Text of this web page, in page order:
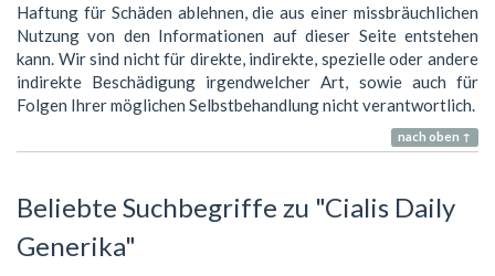
Haftung für Schäden ablehnen, die aus einer missbräuchlichen
Nutzung von den Informationen auf dieser Seite entstehen
kann. Wir sind nicht für direkte, indirekte, spezielle oder andere
indirekte Beschädigung irgendwelcher Art, sowie auch für
Folgen Ihrer möglichen Selbstbehandlung nicht verantwortlich.
nach oben ↑
Beliebte Suchbegriffe zu "Cialis Daily
Generika"